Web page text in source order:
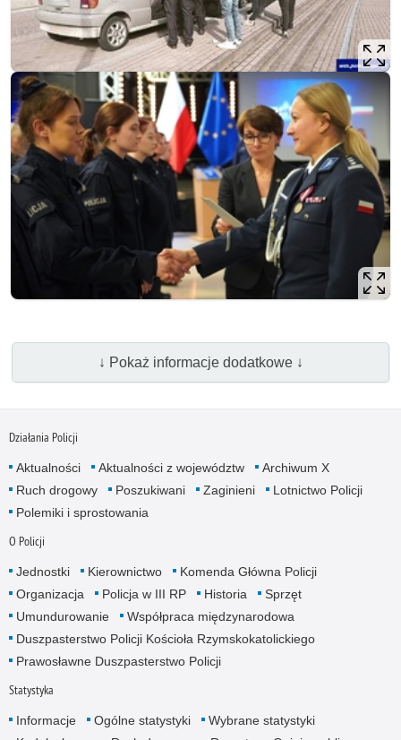
↓ Pokaż informacje dodatkowe ↓
Działania Policji
Aktualności Aktualności z województw
Archiwum X
Ruch drogowy
Poszukiwani Zaginieni
Lotnictwo Policji
Polemiki i sprostowania
O Policji
Jednostki Kierownictwo
Komenda Główna Policji
Organizacja
Policja w III RP Historia
Sprzęt
Umundurowanie
Współpraca międzynarodowa
Duszpasterstwo Policji Kościoła Rzymskokatolickiego
Prawosławne Duszpasterstwo Policji
Statystyka
Informacje Ogólne statystyki
Wybrane statystyki